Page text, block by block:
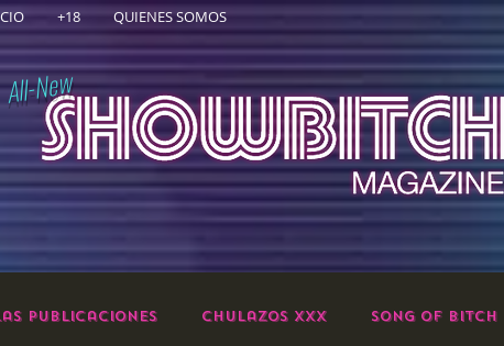
+18 QUIENES SOMOS
All-New
publicaciones Chulazos XXX Song of Bitch